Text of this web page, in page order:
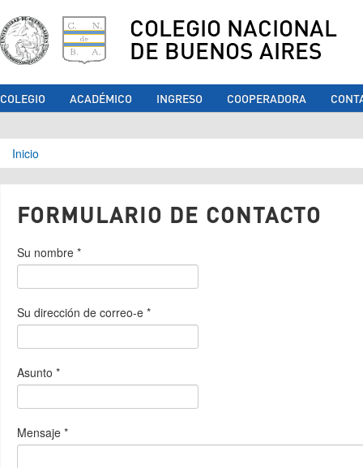
COLEGIO NACIONAL
DE BUENOS AIRES
COLEGIO ACADÉMICO INGRESO COOPERADORA
Se encuentra usted aquí
Inicio
FORMULARIO DE CONTACTO
Su nombre *
Su dirección de correo-e *
Asunto *
Mensaje *